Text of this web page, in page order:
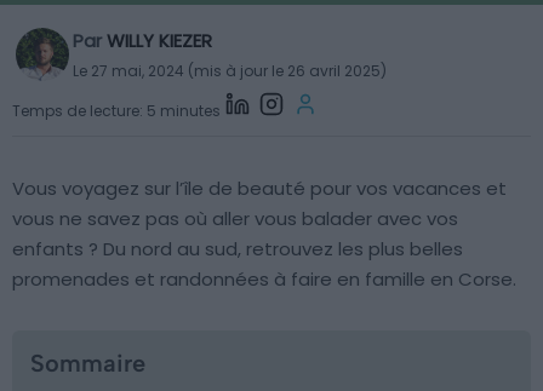
ParWILLY KIEZER
Le 27 mai, 2024 (mis à jour le 26 avril 2025)
Temps de lecture: 5 minutes
Vous voyagez sur l’île de beauté pour vos vacances et
vous ne savez pas où aller vous balader avec vos
enfants ? Du nord au sud, retrouvez les plus belles
promenades et randonnées à faire en famille en Corse.
Sommaire